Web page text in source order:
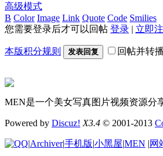
高级模式
B Color Image Link Quote Code Smilies
您需要登录后才可以回帖 登录 | 立即
本版积分规则 发表回复 回帖并转播
MEN是一个美女写真图片视频资源分
Powered by Discuz! X3.4 © 2001-2013
|Archiver|手机版|小黑屋|MEN |网